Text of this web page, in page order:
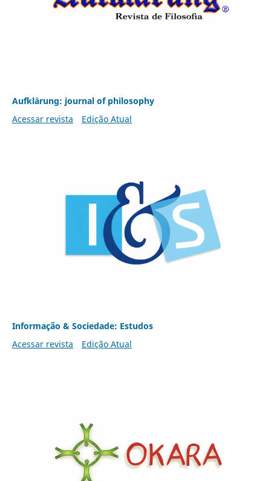
Aufklärung: journal of philosophy
Acessar revista
Edição Atual
Informação & Sociedade: Estudos
Acessar revista
Edição Atual